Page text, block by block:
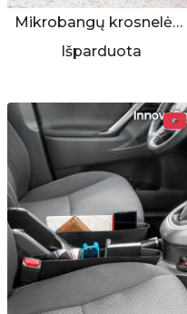
Mikrobangų krosnelėse šildomos šlepetės
Išparduota